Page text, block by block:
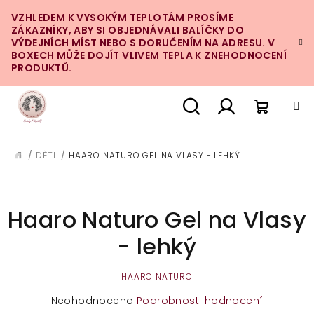
na
obsah
VZHLEDEM K VYSOKÝM TEPLOTÁM PROSÍME
ZÁKAZNÍKY, ABY SI OBJEDNÁVALI BALÍČKY DO
VÝDEJNÍCH MÍST NEBO S DORUČENÍM NA ADRESU. V
BOXECH MŮŽE DOJÍT VLIVEM TEPLA K ZNEHODNOCENÍ
PRODUKTŮ.
DOMŮ
/ DĚTI / HAARO NATURO GEL NA VLASY - LEHKÝ
Haaro Naturo Gel na Vlasy
- lehký
HAARO NATURO
Průměrné
Neohodnoceno Podrobnosti hodnocení